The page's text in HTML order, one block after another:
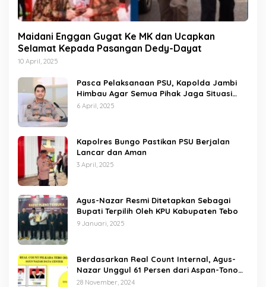
Maidani Enggan Gugat Ke MK dan Ucapkan
Selamat Kepada Pasangan Dedy-Dayat
10 April, 2025
Pasca Pelaksanaan PSU, Kapolda Jambi
Himbau Agar Semua Pihak Jaga Situasi
Kamtibmas
6 April, 2025
Kapolres Bungo Pastikan PSU Berjalan
Lancar dan Aman
3 April, 2025
Agus-Nazar Resmi Ditetapkan Sebagai
Bupati Terpilih Oleh KPU Kabupaten Tebo
9 Januari, 2025
Berdasarkan Real Count Internal, Agus-
Nazar Unggul 61 Persen dari Aspan-Tono
Hanya 39 Persen
28 November, 2024